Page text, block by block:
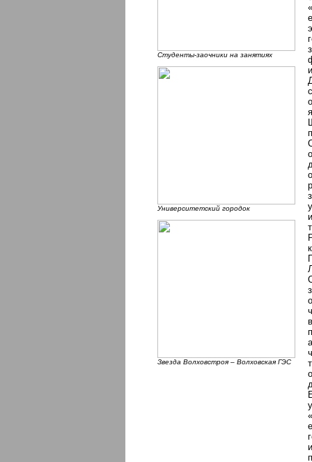
Студенты-заочники на занятиях
Университетский городок
Звезда Волховстроя – Волховская ГЭС